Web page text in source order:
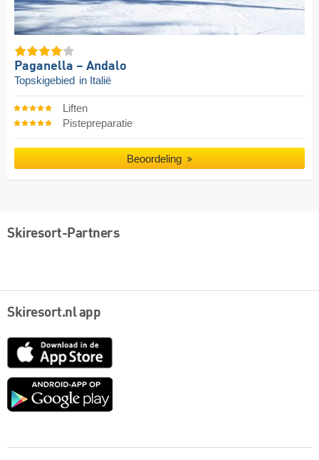
Paganella – Andalo
Topskigebied in Italië
Liften
Pistepreparatie
Beoordeling
Skiresort-Partners
Skiresort.nl app
App
Google